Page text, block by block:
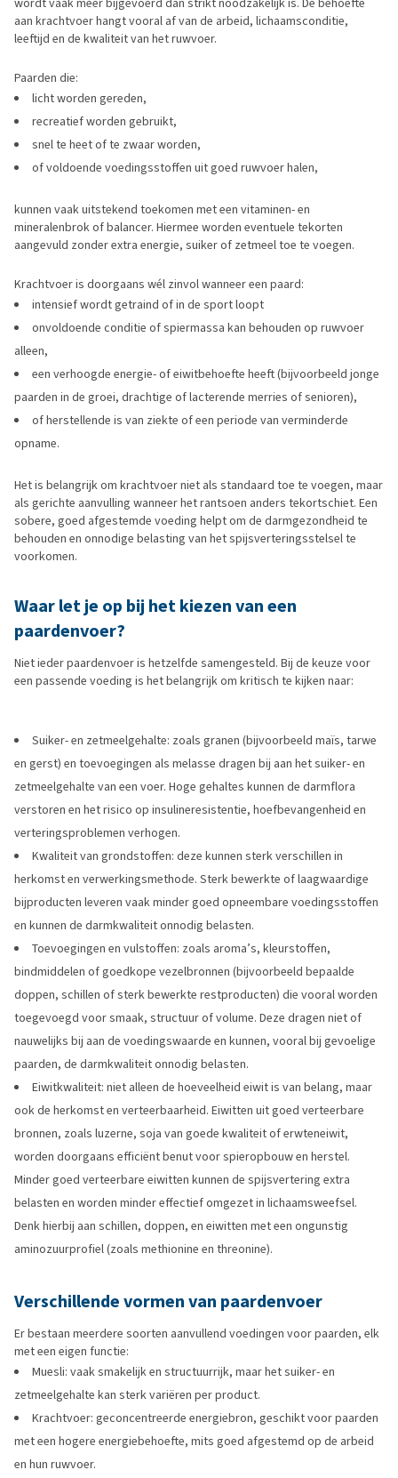
aan krachtvoer hangt vooral af van de arbeid, lichaamsconditie,
leeftijd en de kwaliteit van het ruwvoer.
Paarden die:
licht worden gereden,
recreatief worden gebruikt,
snel te heet of te zwaar worden,
of voldoende voedingsstoffen uit goed ruwvoer halen,
kunnen vaak uitstekend toekomen met een vitaminen- en
mineralenbrok of balancer. Hiermee worden eventuele tekorten
aangevuld zonder extra energie, suiker of zetmeel toe te voegen.
Krachtvoer is doorgaans wél zinvol wanneer een paard:
intensief wordt getraind of in de sport loopt
onvoldoende conditie of spiermassa kan behouden op ruwvoer
alleen,
een verhoogde energie- of eiwitbehoefte heeft (bijvoorbeeld jonge
paarden in de groei, drachtige of lacterende merries of senioren),
of herstellende is van ziekte of een periode van verminderde
opname.
Het is belangrijk om krachtvoer niet als standaard toe te voegen, maar
als gerichte aanvulling wanneer het rantsoen anders tekortschiet. Een
sobere, goed afgestemde voeding helpt om de darmgezondheid te
behouden en onnodige belasting van het spijsverteringsstelsel te
voorkomen.
Waar let je op bij het kiezen van een
paardenvoer?
Niet ieder paardenvoer is hetzelfde samengesteld. Bij de keuze voor
een passende voeding is het belangrijk om kritisch te kijken naar:
Suiker- en zetmeelgehalte: zoals granen (bijvoorbeeld maïs, tarwe
en gerst) en toevoegingen als melasse dragen bij aan het suiker- en
zetmeelgehalte van een voer. Hoge gehaltes kunnen de darmflora
verstoren en het risico op insulineresistentie, hoefbevangenheid en
verteringsproblemen verhogen.
Kwaliteit van grondstoffen: deze kunnen sterk verschillen in
herkomst en verwerkingsmethode. Sterk bewerkte of laagwaardige
bijproducten leveren vaak minder goed opneembare voedingsstoffen
en kunnen de darmkwaliteit onnodig belasten.
Toevoegingen en vulstoffen: zoals aroma’s, kleurstoffen,
bindmiddelen of goedkope vezelbronnen (bijvoorbeeld bepaalde
doppen, schillen of sterk bewerkte restproducten) die vooral worden
toegevoegd voor smaak, structuur of volume. Deze dragen niet of
nauwelijks bij aan de voedingswaarde en kunnen, vooral bij gevoelige
paarden, de darmkwaliteit onnodig belasten.
Eiwitkwaliteit: niet alleen de hoeveelheid eiwit is van belang, maar
ook de herkomst en verteerbaarheid. Eiwitten uit goed verteerbare
bronnen, zoals luzerne, soja van goede kwaliteit of erwteneiwit,
worden doorgaans efficiënt benut voor spieropbouw en herstel.
Minder goed verteerbare eiwitten kunnen de spijsvertering extra
belasten en worden minder effectief omgezet in lichaamsweefsel.
Denk hierbij aan schillen, doppen, en eiwitten met een ongunstig
aminozuurprofiel (zoals methionine en threonine).
Verschillende vormen van paardenvoer
Er bestaan meerdere soorten aanvullend voedingen voor paarden, elk
met een eigen functie:
Muesli: vaak smakelijk en structuurrijk, maar het suiker- en
zetmeelgehalte kan sterk variëren per product.
Krachtvoer: geconcentreerde energiebron, geschikt voor paarden
met een hogere energiebehoefte, mits goed afgestemd op de arbeid
en hun ruwvoer.